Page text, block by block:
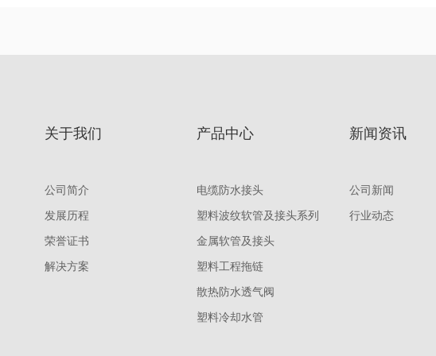
关于我们
公司简介
发展历程
荣誉证书
解决方案
产品中心
电缆防水接头
塑料波纹软管及接头系列
金属软管及接头
塑料工程拖链
散热防水透气阀
塑料冷却水管
新闻资讯
公司新闻
行业动态